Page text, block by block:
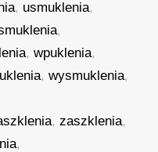
, usmuklenia,
,
,wpuklenia,
,wysmuklenia,
,zaszklenia,
,